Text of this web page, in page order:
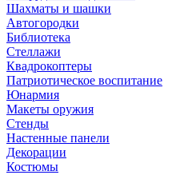
Шахматы и шашки
Автогородки
Библиотека
Стеллажи
Квадрокоптеры
Патриотическое воспитание
Юнармия
Макеты оружия
Стенды
Настенные панели
Декорации
Костюмы